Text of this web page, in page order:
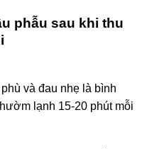
phẫu sau khi thu
và đau nhẹ là bình
lạnh 15-20 phút mỗi